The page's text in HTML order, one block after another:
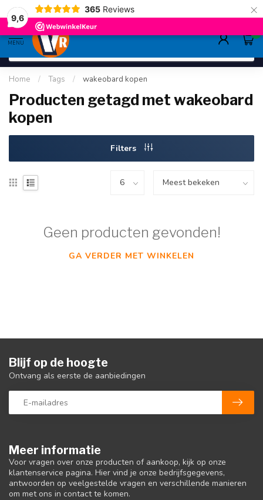
9,6
365 Reviews ×
gratis verzending>80,-
MENU
0
Home / Tags / wakeobard kopen
Producten getagd met wakeobard
kopen
Filters
Geen producten gevonden!
GA VERDER MET WINKELEN
Meer informatie
Voor vragen over onze producten of aankoop, kijk op onze
klantenservice pagina. Hier vind je onze bedrijfsgegevens,
antwoorden op veelgestelde vragen en verschillende manieren
om met ons in contact te komen.
Blijf op de hoogte
Ontvang als eerste de aanbiedingen